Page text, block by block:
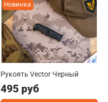
Новинка
Рукоять Vector Черный
495 руб